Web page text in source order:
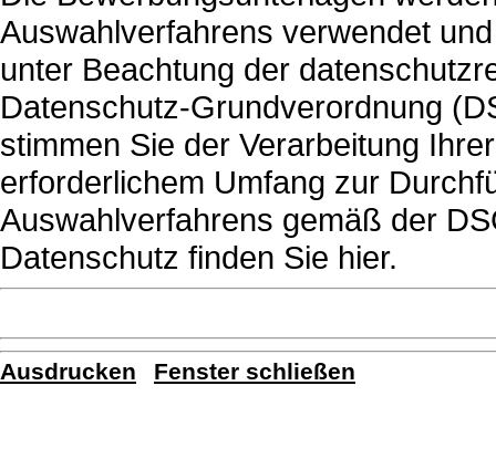
Auswahlverfahrens verwendet
unter Beachtung der
Datenschutz-Grundverordnung
stimmen Sie der Verarbeitung
erforderlichem Umfang zur
Auswahlverfahrens gemäß der
Datenschutz finden Sie hier.
Ausdrucken Fenster schließen